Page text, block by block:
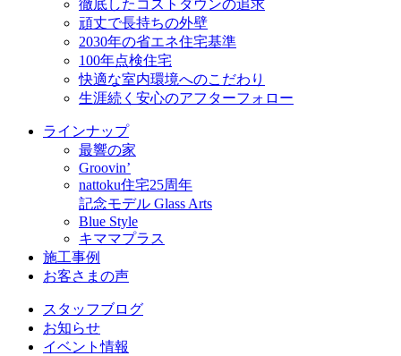
徹底したコストダウンの追求
頑丈で長持ちの外壁
2030年の省エネ住宅基準
100年点検住宅
快適な室内環境へのこだわり
生涯続く安心のアフターフォロー
ラインナップ
最響の家
Groovin’
nattoku住宅25周年
記念モデル Glass Arts
Blue Style
キママプラス
施工事例
お客さまの声
スタッフブログ
お知らせ
イベント情報